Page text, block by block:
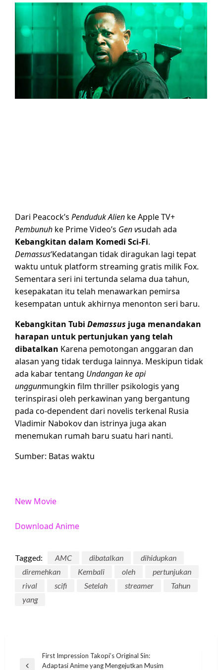
Dari Peacock’s Penduduk Alien ke Apple TV+
Pembunuh ke Prime Video’s Gen vsudah ada
Kebangkitan dalam Komedi Sci-Fi.
Demassus‘Kedatangan tidak diragukan lagi tepat
waktu untuk platform streaming gratis milik Fox.
Sementara seri ini tertunda selama dua tahun,
kesepakatan itu telah menawarkan pemirsa
kesempatan untuk akhirnya menonton seri baru.
Kebangkitan Tubi Demassus juga menandakan
harapan untuk pertunjukan yang telah
dibatalkan Karena pemotongan anggaran dan
alasan yang tidak terduga lainnya. Meskipun tidak
ada kabar tentang Undangan ke api
unggunmungkin film thriller psikologis yang
terinspirasi oleh perkawinan yang bergantung
pada co-dependent dari novelis terkenal Rusia
Vladimir Nabokov dan istrinya juga akan
menemukan rumah baru suatu hari nanti.
Sumber: Batas waktu
New Movie
Download Anime
Tagged: AMC dibatalkan
dihidupkan
diremehkan
Kembali oleh
pertunjukan
rival
scifi Setelah streamer
Tahun
yang
First Impression Takopi’s Original Sin:
Adaptasi Anime yang Mengejutkan Musim